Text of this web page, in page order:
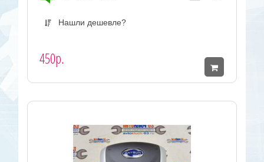
Нашли дешевле?
450р.